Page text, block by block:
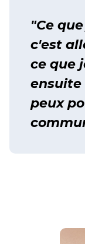
"Ce
c'est
ce que
ensuite
peux